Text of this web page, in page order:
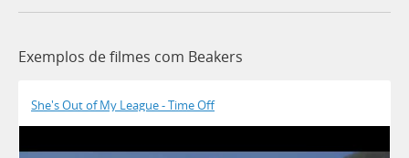
Exemplos de filmes com Beakers
She's Out of My League - Time Off